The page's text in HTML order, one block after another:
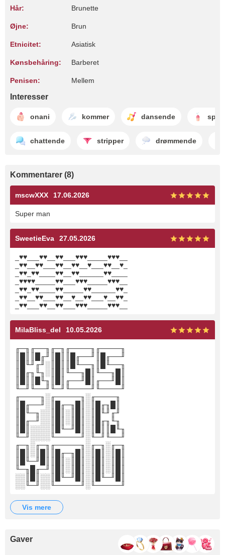
Hår: Brunette
Øjne: Brun
Etnicitet: Asiatisk
Kønsbehåring: Barberet
Penisen: Mellem
Interesser
onani kommer dansende
chattende stripper drømmende
Kommentarer (8)
mscwXXX 17.06.2026
Super man
SweetieEva 27.05.2026
_♥♥___♥♥__♥♥___♥♥♥_____♥♥♥__
_♥♥__♥♥___♥♥__♥♥__♥___♥♥__♥_
_♥♥_♥♥____♥♥__♥♥______♥♥____
_♥♥♥♥_____♥♥___♥♥♥_____♥♥♥__
_♥♥_♥♥____♥♥_____♥♥______♥♥_
_♥♥__♥♥___♥♥__♥__♥♥___♥__♥♥_
_♥♥___♥♥__♥♥___♥♥♥_____♥♥♥__
MilaBliss_del 10.05.2026
╓─╖╓──╖╓─╖╓────╖╓────╖
║█║║█╓╜║█║║█╓──╜║█╓──╜
║█╙╜╓╜░║█║║█╙──╖║█╙──╖
║█╓╖╙╖░║█║╙──╖█║╙──╖█║
║█║║█╙╖║█║╓──╜█║╓──╜█║
╙─╜╙──╜╙─╜╙────╜╙────╜
╓────╖░╓─────╖░╓────╖
║█╓──╜░║█╓─╖█║░║█╓╖█║
║█╙─╖░░║█║░║█║░║█╙╜╓╜
║█╓─╜░░║█║░║█║░║█╓╖╙╖
║█║░░░░║█╙─╜█║░║█║║█╙╖
╙─╜░░░░╙─────╜░╙─╜╙──╜
╓─╖░╓─╖╓─────╖░╓─╖░╓─╖
║█║░║█║║█╓─╖█║░║█║░║█║
║█╙─╜█║║█║░║█║░║█║░║█║
╙─╖█╓─╜║█║░║█║░║█║░║█║
░░║█║░░║█╙─╜█║░║█╙─╜█║
░░╙─╜░░╙─────╜░╙─────╜
vis mere
Gaver